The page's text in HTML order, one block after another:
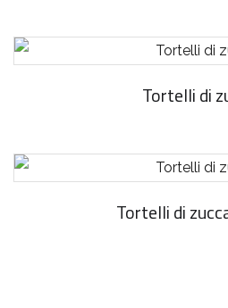
Tortelli di
Tortelli di